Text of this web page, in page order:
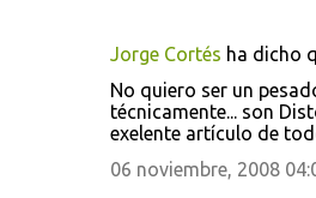
Jorge Cortés ha dicho
No quiero ser un
técnicamente... son
exelente artículo de
06 noviembre, 2008